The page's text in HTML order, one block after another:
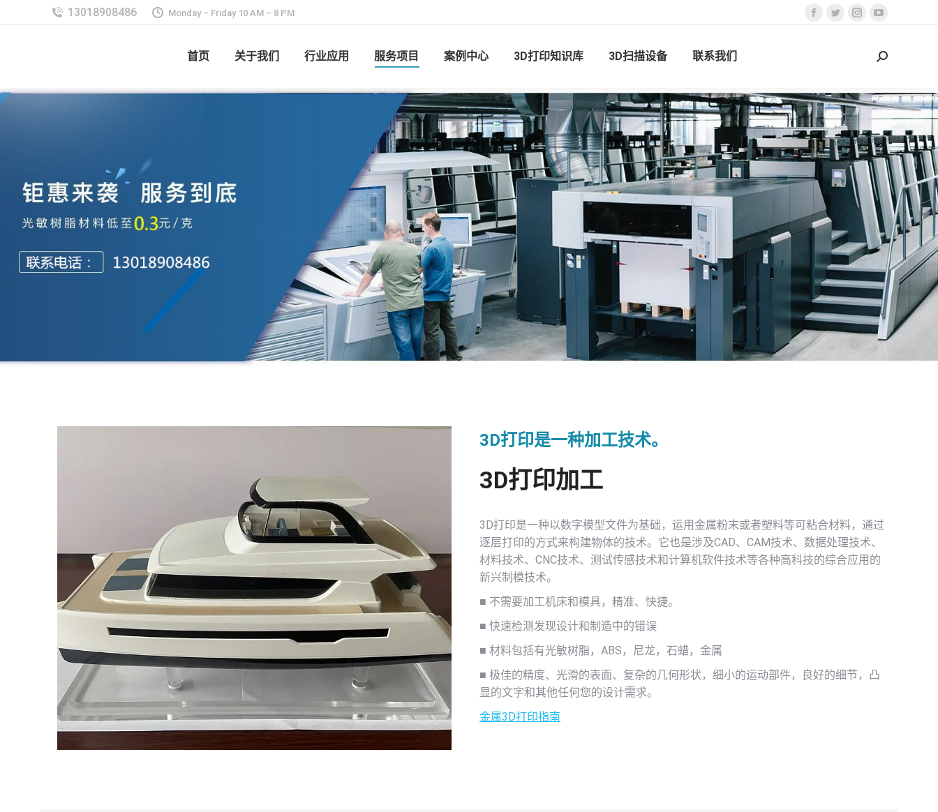
Monday – Friday 10 AM – 8 PM
Facebook
窗
口
中
打
开
Twitter
窗
口
中
打
开
Instagram
窗
口
中
打
开
在
窗
口
中
打
开
首页 关于我们 行业应用 服务项目 案例中心 3D打印知识库 3D扫描设备 联系我们
搜
3D打印是一种加工技术。
3D打印加工
3D打印是一种以数字模型文件为基础，运用金属粉末或者塑料等可粘合材料，通过
逐层打印的方式来构建物体的技术。它也是涉及CAD、CAM技术、数据处理技术、
材料技术、CNC技术、测试传感技术和计算机软件技术等各种高科技的综合应用的
新兴制模技术。
■ 不需要加工机床和模具，精准、快捷。
■ 快速检测发现设计和制造中的错误
■ 材料包括有光敏树脂，ABS，尼龙，石蜡，金属
■ 极佳的精度、光滑的表面、复杂的几何形状，细小的运动部件，良好的细节，凸
显的文字和其他任何您的设计需求。
金属3D打印指南